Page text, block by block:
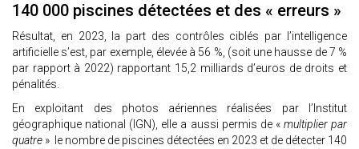
140 000 piscines détectées et des « erreurs »
Résultat, en 2023, la part des contrôles ciblés par l’intelligence
artificielle s’est, par exemple, élevée à 56 %, (soit une hausse de 7 %
par rapport à 2022) rapportant 15,2 milliards d’euros de droits et
pénalités.
En exploitant des photos aériennes réalisées par l’Institut
géographique national (IGN), elle a aussi permis de «multiplier par
quatre » le nombre de piscines détectées en 2023 et de détecter 140